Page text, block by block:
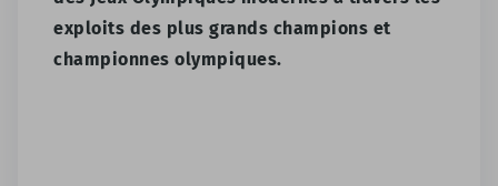
exploits des plus grands champions et
championnes olympiques.